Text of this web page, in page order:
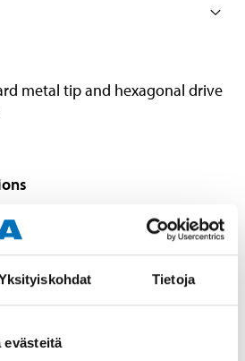
Tietoja
evästeitä
metal tip and hexagonal drive